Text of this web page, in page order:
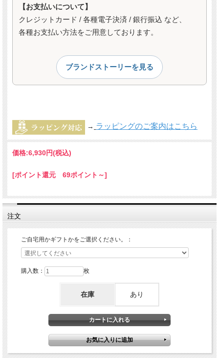
【お支払いについて】
クレジットカード / 各種電子決済 / 銀行振込 など、
各種お支払い方法をご用意しております。
ブランドストーリーを見る
→ ラッピングのご案内はこちら
価格:6,930円(税込)
[ポイント還元 69ポイント～]
注文
ご自宅用かギフトかをご選択ください。：
購入数： 枚
在庫 あり